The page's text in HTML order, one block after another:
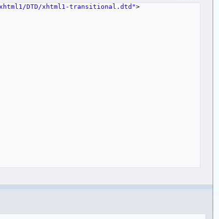
xhtml1/DTD/xhtml1-transitional.dtd">